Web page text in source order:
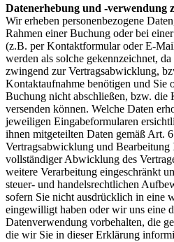
Datenerhebung und -verwendung
Wir erheben personenbezogene
Rahmen einer Buchung oder bei
(z.B. per Kontaktformular oder E-
werden als solche gekennzeichnet,
zwingend zur Vertragsabwicklung,
Kontaktaufnahme benötigen und Sie
Buchung nicht abschließen, bzw. die
versenden können. Welche Daten
jeweiligen Eingabeformularen
ihnen mitgeteilten Daten gemäß Art.
Vertragsabwicklung und
vollständiger Abwicklung des
weitere Verarbeitung eingeschränkt
steuer- und handelsrechtlichen
sofern Sie nicht ausdrücklich in eine
eingewilligt haben oder wir uns eine
Datenverwendung vorbehalten, die
die wir Sie in dieser Erklärung